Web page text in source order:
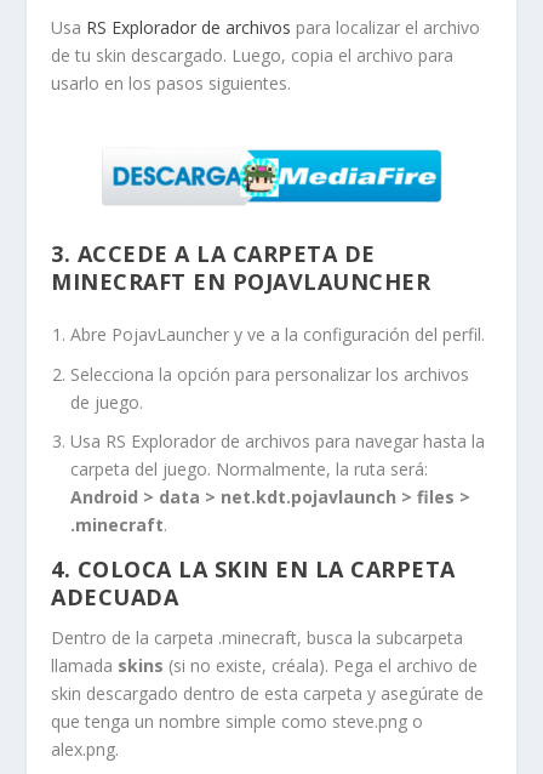
Usa RS Explorador de archivos para localizar el archivo
de tu skin descargado. Luego, copia el archivo para
usarlo en los pasos siguientes.
3. ACCEDE A LA CARPETA DE
MINECRAFT EN POJAVLAUNCHER
Abre PojavLauncher y ve a la configuración del perfil.
Selecciona la opción para personalizar los archivos
de juego.
Usa RS Explorador de archivos para navegar hasta la
carpeta del juego. Normalmente, la ruta será:
Android > data > net.kdt.pojavlaunch > files >
.minecraft.
4. COLOCA LA SKIN EN LA CARPETA
ADECUADA
Dentro de la carpeta .minecraft, busca la subcarpeta
llamada skins (si no existe, créala). Pega el archivo de
skin descargado dentro de esta carpeta y asegúrate de
que tenga un nombre simple como steve.png o
alex.png.